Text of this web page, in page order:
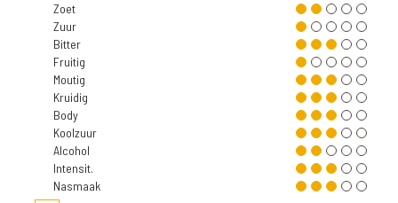
Zoet
Zuur
Bitter
Fruitig
Moutig
Kruidig
Body
Koolzuur
Alcohol
Intensit.
Nasmaak